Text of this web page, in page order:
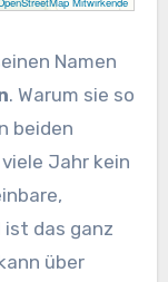
Namen
. Warum sie so
beiden
Jahr kein
ist das ganz
über